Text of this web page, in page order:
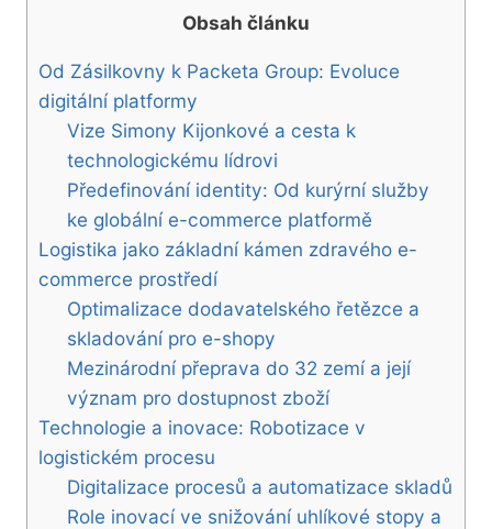
Obsah článku
Od Zásilkovny k Packeta Group: Evoluce
digitální platformy
Vize Simony Kijonkové a cesta k
technologickému lídrovi
Předefinování identity: Od kurýrní služby
ke globální e-commerce platformě
Logistika jako základní kámen zdravého e-
commerce prostředí
Optimalizace dodavatelského řetězce a
skladování pro e-shopy
Mezinárodní přeprava do 32 zemí a její
význam pro dostupnost zboží
Technologie a inovace: Robotizace v
logistickém procesu
Digitalizace procesů a automatizace skladů
Role inovací ve snižování uhlíkové stopy a